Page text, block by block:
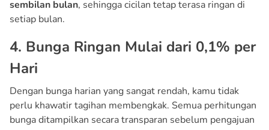
sembilan bulan, sehingga cicilan tetap terasa ringan di
setiap bulan.
4. Bunga Ringan Mulai dari 0,1% per
Hari
Dengan bunga harian yang sangat rendah, kamu tidak
perlu khawatir tagihan membengkak. Semua perhitungan
bunga ditampilkan secara transparan sebelum pengajuan